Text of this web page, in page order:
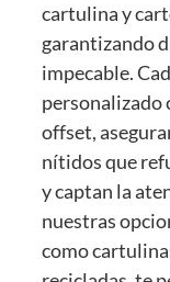
cartulina y
garantizando
impecable.
personalizado
offset,
nítidos que
y captan la
nuestras
como